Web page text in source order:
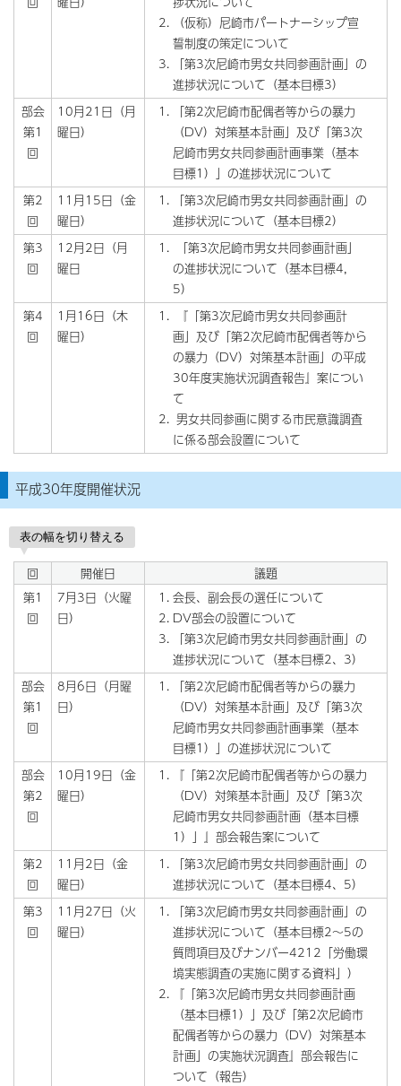
（仮称）尼崎市パートナーシップ宣
誓制度の策定について
「第3次尼崎市男女共同参画計画」の
進捗状況について（基本目標3）
部会
第1
回
10月21日（月
曜日）
「第2次尼崎市配偶者等からの暴力
（DV）対策基本計画」及び「第3次
尼崎市男女共同参画計画事業（基本
目標1）」の進捗状況について
第2
回
11月15日（金
曜日）
「第3次尼崎市男女共同参画計画」の
進捗状況について（基本目標2）
第3
回
12月2日（月
曜日
「第3次尼崎市男女共同参画計画」
の進捗状況について（基本目標4，
5）
第4
回
1月16日（木
曜日）
『「第3次尼崎市男女共同参画計
画」及び「第2次尼崎市配偶者等から
の暴力（DV）対策基本計画」の平成
30年度実施状況調査報告』案につい
て
男女共同参画に関する市民意識調査
に係る部会設置について
平成30年度開催状況
表の幅を切り替える
回 開催日
議題
第1
回
7月3日（火曜
日）
会長、副会長の選任について
DV部会の設置について
「第3次尼崎市男女共同参画計画」の
進捗状況について（基本目標2、3）
部会
第1
回
8月6日（月曜
日）
「第2次尼崎市配偶者等からの暴力
（DV）対策基本計画」及び「第3次
尼崎市男女共同参画計画事業（基本
目標1）」の進捗状況について
部会
第2
回
10月19日（金
曜日）
『「第2次尼崎市配偶者等からの暴力
（DV）対策基本計画」及び「第3次
尼崎市男女共同参画計画（基本目標
1）」』部会報告案について
第2
回
11月2日（金
曜日）
「第3次尼崎市男女共同参画計画」の
進捗状況について（基本目標4、5）
第3
回
11月27日（火
曜日）
「第3次尼崎市男女共同参画計画」の
進捗状況について（基本目標2～5の
質問項目及びナンバー4212「労働環
境実態調査の実施に関する資料」）
『「第3次尼崎市男女共同参画計画
（基本目標1）」及び「第2次尼崎市
配偶者等からの暴力（DV）対策基本
計画」の実施状況調査』部会報告に
ついて（報告）